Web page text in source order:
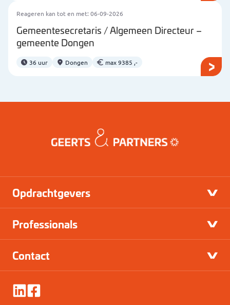
Reageren kan tot en met: 06-09-2026
Gemeentesecretaris / Algemeen Directeur –
gemeente Dongen
36 uur Dongen max 9385 ,-
Opdrachtgevers
Professionals
Contact